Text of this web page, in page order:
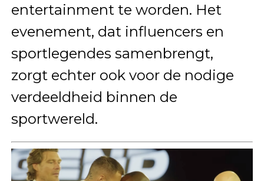
entertainment te worden. Het
evenement, dat influencers en
sportlegendes samenbrengt,
zorgt echter ook voor de nodige
verdeeldheid binnen de
sportwereld.